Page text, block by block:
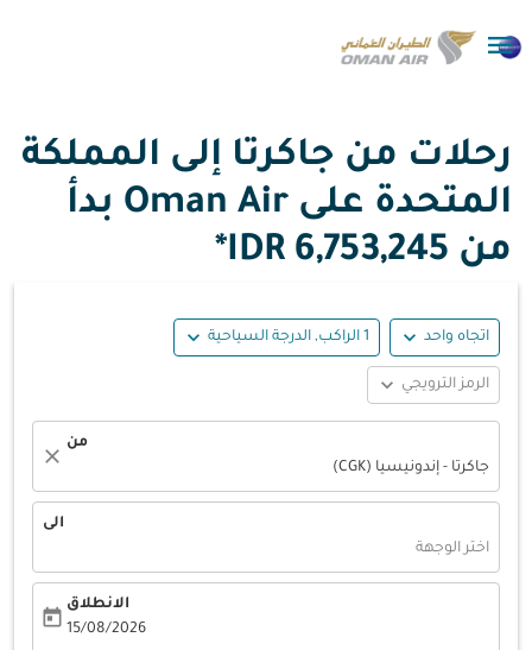

رحلات من جاكرتا إلى المملكة
المتحدة على Oman Air بدأ
من 6,753,245 IDR*
اتجاه واحد expand_more 1 الراكب, الدرجة السياحية expand_more
الرمز الترويجي expand_more
من
جاكرتا - إندونيسيا (CGK)
close
الى
اختر الوجهة
الانطلاق
15/08/2026
today